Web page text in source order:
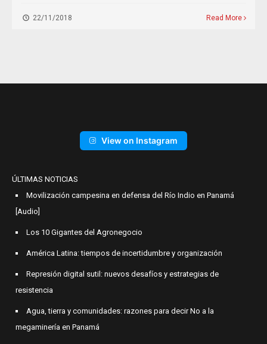
22/11/2018 Read More
View on Instagram
ÚLTIMAS NOTICIAS
Movilización campesina en defensa del Río Indio en Panamá
[Audio]
Los 10 Gigantes del Agronegocio
América Latina: tiempos de incertidumbre y organización
Represión digital sutil: nuevos desafíos y estrategias de
resistencia
Agua, tierra y comunidades: razones para decir No a la
megaminería en Panamá